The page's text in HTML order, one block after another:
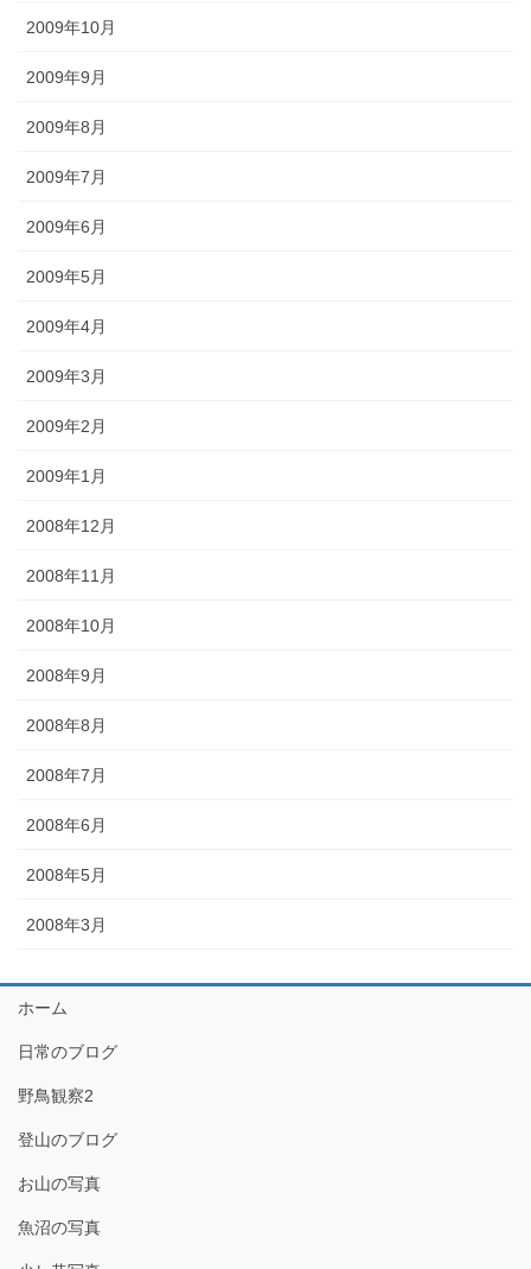
2009年10月
2009年9月
2009年8月
2009年7月
2009年6月
2009年5月
2009年4月
2009年3月
2009年2月
2009年1月
2008年12月
2008年11月
2008年10月
2008年9月
2008年8月
2008年7月
2008年6月
2008年5月
2008年3月
ホーム
日常のブログ
野鳥観察2
登山のブログ
お山の写真
魚沼の写真